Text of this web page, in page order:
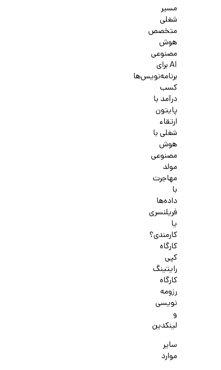
مسیر
شغلی
متخصص
هوش
مصنوعی
AI برای
برنامه‌نویس‌ها
کسب
درآمد با
پایتون
ارتقاء
شغلی با
هوش
مصنوعی
مولد
مهاجرت
با
داده‌ها
فریلنسری
یا
کارمندی؟
کارگاه
کپی
رایتینگ
کارگاه
رزومه
نویسی
و
لینکدین
سایر
موارد